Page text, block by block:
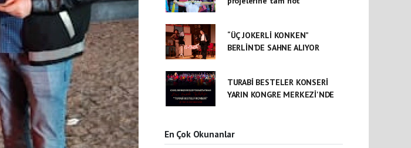
“ÜÇ JOKERLİ KONKEN”
BERLİN’DE SAHNE ALIYOR
TURABİ BESTELER KONSERİ
YARIN KONGRE MERKEZİ'NDE
En Çok Okunanlar